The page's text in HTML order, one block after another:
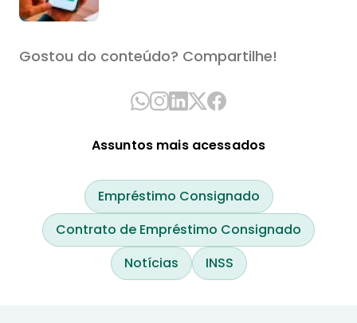
Gostou do conteúdo? Compartilhe!
Assuntos mais acessados
Empréstimo Consignado
Contrato de Empréstimo Consignado
Notícias
INSS